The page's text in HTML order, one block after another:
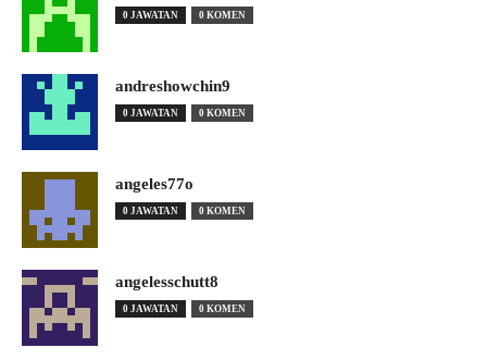
0 JAWATAN 0 KOMEN
andreshowchin9
0 JAWATAN 0 KOMEN
angeles77o
0 JAWATAN 0 KOMEN
angelesschutt8
0 JAWATAN 0 KOMEN